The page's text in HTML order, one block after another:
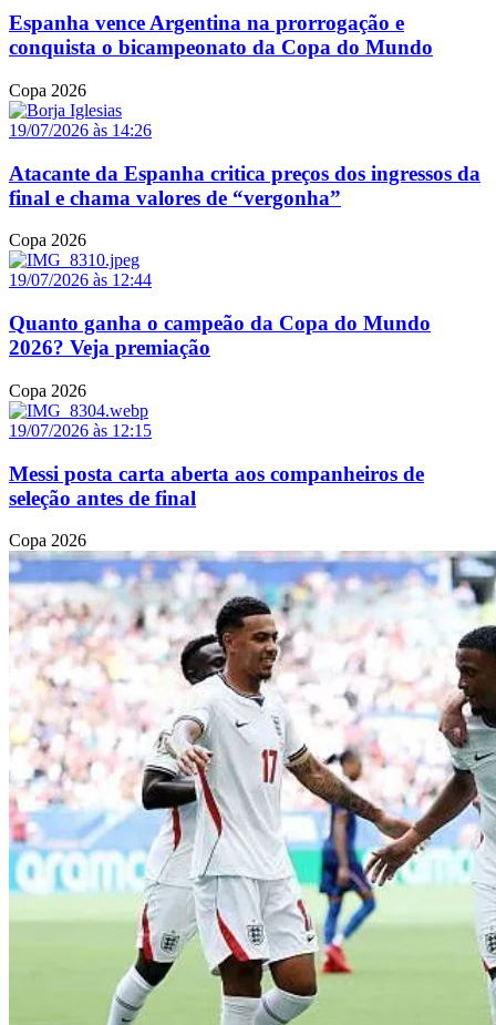
Espanha vence Argentina na prorrogação e
conquista o bicampeonato da Copa do Mundo
Copa 2026
19/07/2026 às 14:26
Atacante da Espanha critica preços dos ingressos da
final e chama valores de “vergonha”
Copa 2026
19/07/2026 às 12:44
Quanto ganha o campeão da Copa do Mundo
2026? Veja premiação
Copa 2026
19/07/2026 às 12:15
Messi posta carta aberta aos companheiros de
seleção antes de final
Copa 2026